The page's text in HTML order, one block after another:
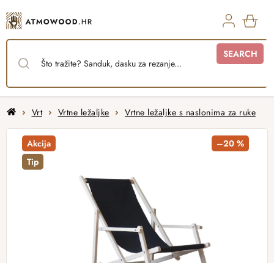
to
content
SEARCH
Home
Vrt Vrtne ležaljke Vrtne ležaljke s naslonima za ruke
Akcija
Tip
–20 %